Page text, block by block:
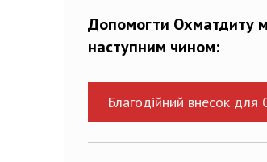
Допомогти Охматдиту
наступним чином:
Благодійний внесок